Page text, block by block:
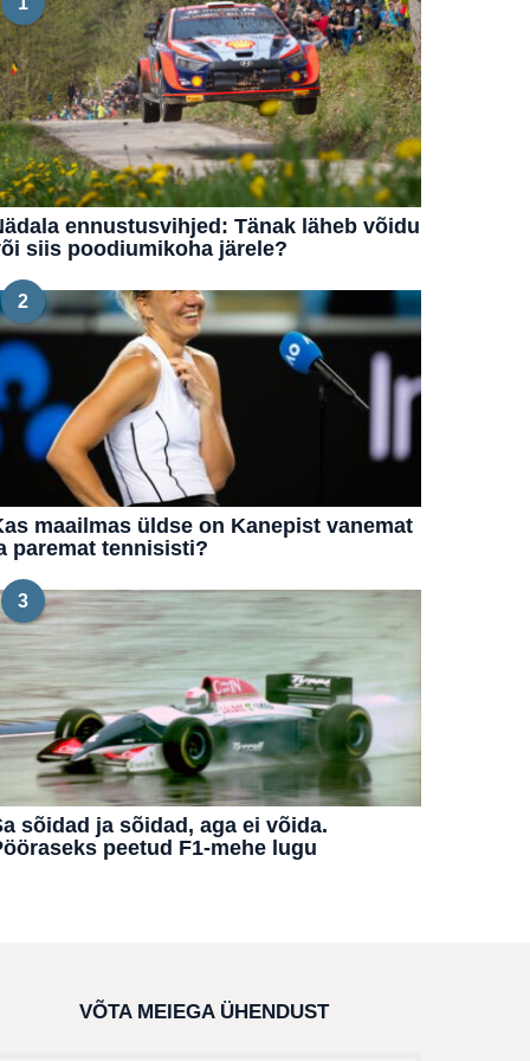
ennustusvihjed: Tänak läheb võidu
siis poodiumikoha järele?
2
maailmas üldse on Kanepist vanemat
paremat tennisisti?
3
sõidad ja sõidad, aga ei võida.
peetud F1-mehe lugu
VÕTA MEIEGA ÜHENDUST